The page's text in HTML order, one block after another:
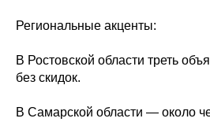
Региональные акценты:
В Ростовской области треть
без скидок.
В Самарской области — около